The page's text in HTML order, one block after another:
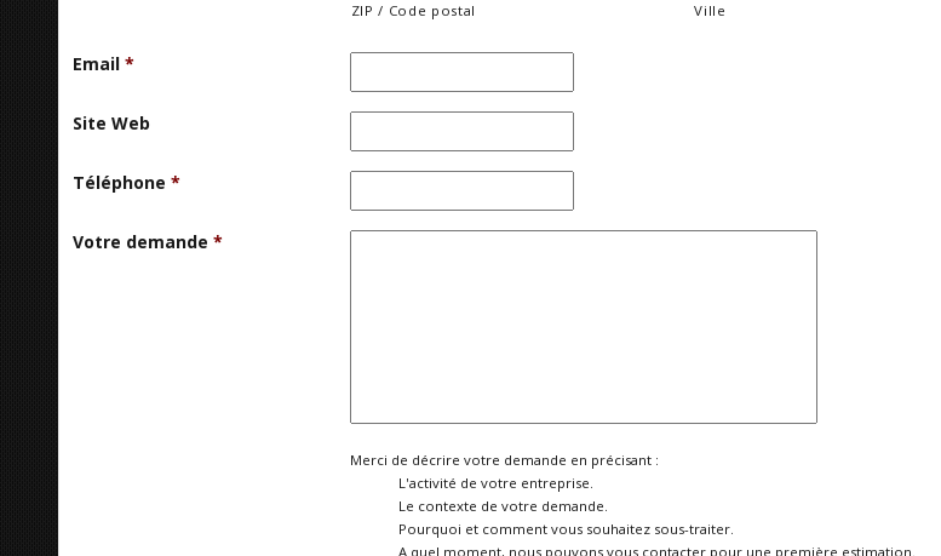
ZIP / Code postal Ville
Email *
Site Web
Téléphone *
Votre demande *
Merci de décrire votre demande en précisant :
L'activité de votre entreprise.
Le contexte de votre demande.
Pourquoi et comment vous souhaitez sous-traiter.
A quel moment, nous pouvons vous contacter pour une première estimation.